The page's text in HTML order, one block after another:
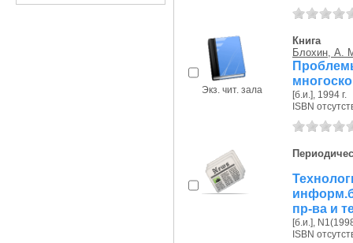
Экз. чит. зала
Книга
Блохин, А.
[б.и.], 1994 г.
ISBN
пр-ва и
[б.и.],
ISBN